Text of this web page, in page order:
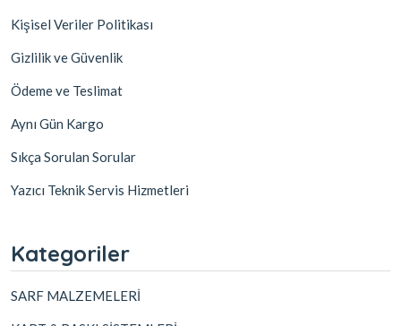
Kişisel Veriler Politikası
Gizlilik ve Güvenlik
Ödeme ve Teslimat
Aynı Gün Kargo
Sıkça Sorulan Sorular
Yazıcı Teknik Servis Hizmetleri
Kategoriler
SARF MALZEMELERİ